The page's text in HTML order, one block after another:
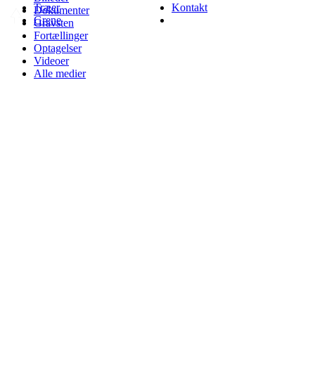
Dokumenter
Gravsten
Fortællinger
Optagelser
Videoer
Alle medier
Træer
Grene
Kontakt